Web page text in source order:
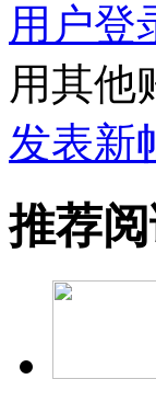
用户登
用其他
发表新
推荐